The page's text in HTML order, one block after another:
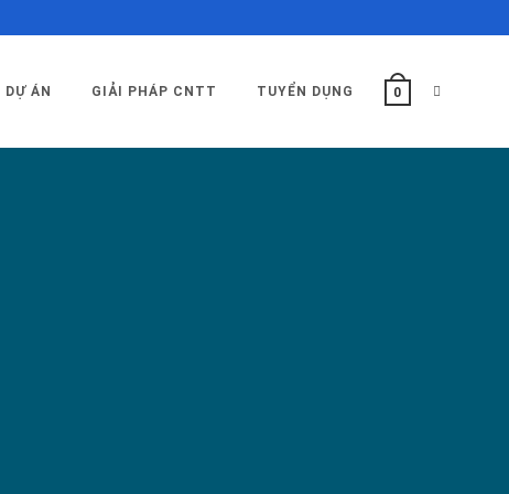
DỰ ÁN GIẢI PHÁP CNTT TUYỂN DỤNG 0 TOGGLE